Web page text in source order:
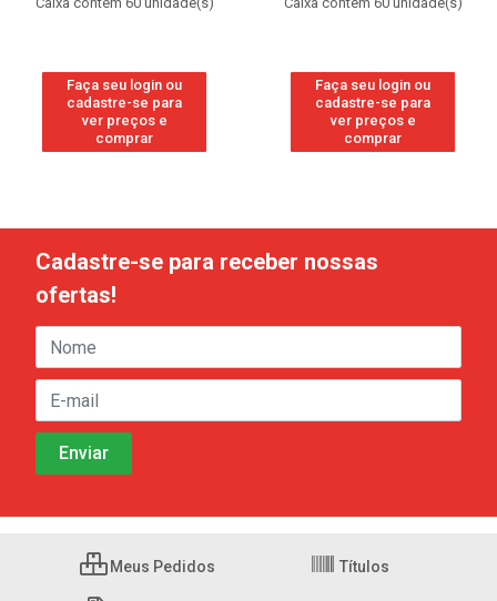
Faça seu login ou
cadastre-se para
ver preços e
comprar
Faça seu login ou
cadastre-se para
ver preços e
comprar
Cadastre-se para receber nossas
ofertas!
Meus Pedidos Títulos